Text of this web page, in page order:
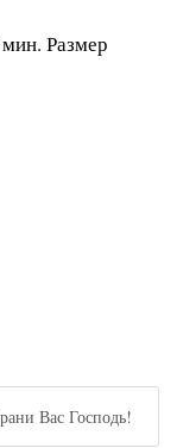
мин. Размер
Вас Господь!